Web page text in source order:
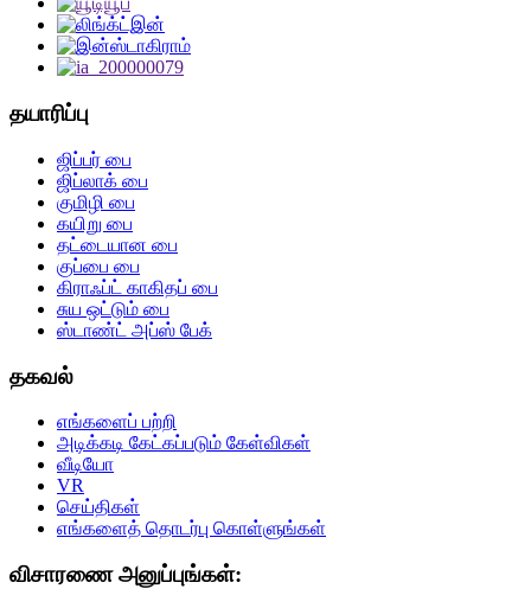
தயாரிப்பு
ஜிப்பர் பை
ஜிப்லாக் பை
குமிழி பை
கயிறு பை
தட்டையான பை
குப்பை பை
கிராஃப்ட் காகிதப் பை
சுய ஒட்டும் பை
ஸ்டாண்ட் அப்ஸ் பேக்
தகவல்
எங்களைப் பற்றி
அடிக்கடி கேட்கப்படும் கேள்விகள்
வீடியோ
VR
செய்திகள்
எங்களைத் தொடர்பு கொள்ளுங்கள்
விசாரணை அனுப்புங்கள்: